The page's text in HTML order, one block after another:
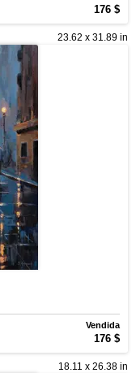
176 $
23.62 x 31.89 in
Vendida
176 $
18.11 x 26.38 in